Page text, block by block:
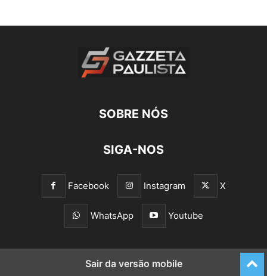
SOBRE NÓS
SIGA-NOS
Facebook Instagram X
WhatsApp Youtube
Sair da versão mobile